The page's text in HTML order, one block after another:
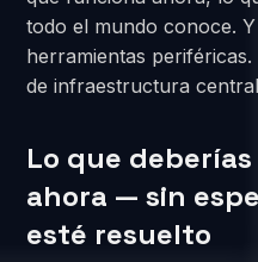
todo el mundo conoce.
herramientas
de infraestructura
Lo que
ahora — sin
esté resuelto